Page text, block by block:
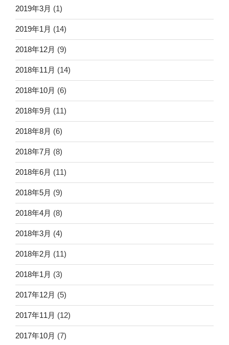
2019年3月 (1)
2019年1月 (14)
2018年12月 (9)
2018年11月 (14)
2018年10月 (6)
2018年9月 (11)
2018年8月 (6)
2018年7月 (8)
2018年6月 (11)
2018年5月 (9)
2018年4月 (8)
2018年3月 (4)
2018年2月 (11)
2018年1月 (3)
2017年12月 (5)
2017年11月 (12)
2017年10月 (7)